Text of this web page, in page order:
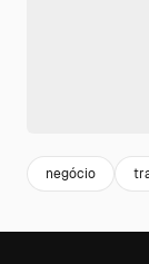
negócio